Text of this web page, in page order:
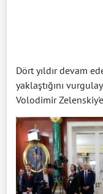
Dört yıldır devam
yaklaştığını
Volodimir Zelenskiy'e